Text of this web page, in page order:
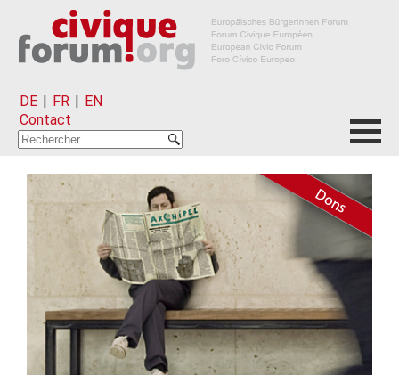
DE | FR | EN
Contact